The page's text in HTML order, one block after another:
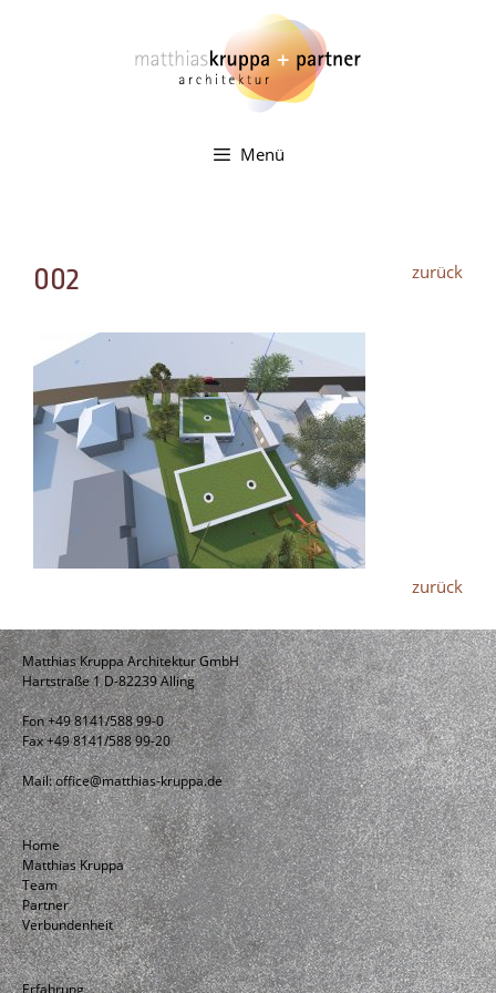
Menü
zurück
002
zurück
Matthias Kruppa Architektur GmbH
Hartstraße 1 D-82239 Alling
Fon +49 8141/588 99-0
Fax +49 8141/588 99-20
Mail:office@matthias-kruppa.de
Home
Matthias Kruppa
Team
Partner
Verbundenheit